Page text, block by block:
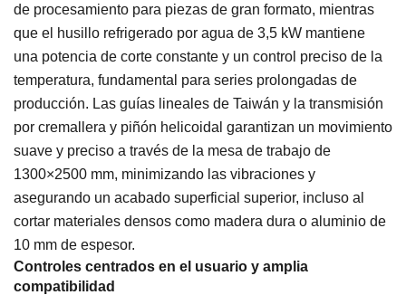
de procesamiento para piezas de gran formato, mientras
que el husillo refrigerado por agua de 3,5 kW mantiene
una potencia de corte constante y un control preciso de la
temperatura, fundamental para series prolongadas de
producción. Las guías lineales de Taiwán y la transmisión
por cremallera y piñón helicoidal garantizan un movimiento
suave y preciso a través de la mesa de trabajo de
1300×2500 mm, minimizando las vibraciones y
asegurando un acabado superficial superior, incluso al
cortar materiales densos como madera dura o aluminio de
10 mm de espesor.
Controles centrados en el usuario y amplia
compatibilidad